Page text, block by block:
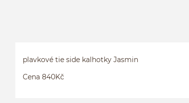
plavkové tie side kalhotky Jasmin
Cena 840Kč